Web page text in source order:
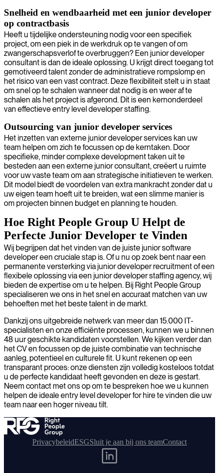
Snelheid en wendbaarheid met een junior developer
op contractbasis
Heeft u tijdelijke ondersteuning nodig voor een specifiek
project, om een piek in de werkdruk op te vangen of om
zwangerschapsverlof te overbruggen? Een junior developer
consultant is dan de ideale oplossing. U krijgt direct toegang tot
gemotiveerd talent zonder de administratieve rompslomp en
het risico van een vast contract. Deze flexibiliteit stelt u in staat
om snel op te schalen wanneer dat nodig is en weer af te
schalen als het project is afgerond. Dit is een kernonderdeel
van effectieve entry level developer staffing.
Outsourcing van junior developer services
Het inzetten van externe junior developer services kan uw
team helpen om zich te focussen op de kerntaken. Door
specifieke, minder complexe development taken uit te
besteden aan een externe junior consultant, creëert u ruimte
voor uw vaste team om aan strategische initiatieven te werken.
Dit model biedt de voordelen van extra mankracht zonder dat u
uw eigen team hoeft uit te breiden, wat een slimme manier is
om projecten binnen budget en planning te houden.
Hoe Right People Group U Helpt de
Perfecte Junior Developer te Vinden
Wij begrijpen dat het vinden van de juiste junior software
developer een cruciale stap is. Of u nu op zoek bent naar een
permanente versterking via junior developer recruitment of een
flexibele oplossing via een junior developer staffing agency, wij
bieden de expertise om u te helpen. Bij Right People Group
specialiseren we ons in het snel en accuraat matchen van uw
behoeften met het beste talent in de markt.
Dankzij ons uitgebreide netwerk van meer dan 15.000 IT-
specialisten en onze efficiënte processen, kunnen we u binnen
48 uur geschikte kandidaten voorstellen. We kijken verder dan
het CV en focussen op de juiste combinatie van technische
aanleg, potentieel en culturele fit. U kunt rekenen op een
transparant proces: onze diensten zijn volledig kosteloos totdat
u de perfecte kandidaat heeft gevonden en deze is gestart.
Neem contact met ons op om te bespreken hoe we u kunnen
helpen de ideale entry level developer for hire te vinden die uw
team naar een hoger niveau tilt.
PrivacybeleidESGSluit je aan bij ons teamContact